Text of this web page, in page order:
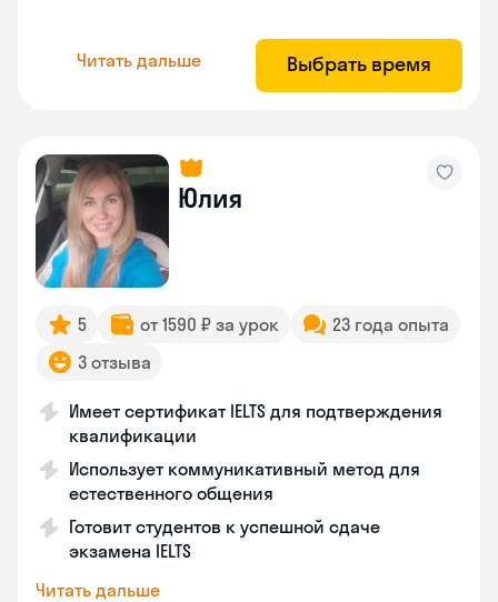
Читать дальше Выбрать время
Юлия
5 от 1590 ₽ за урок
23 года опыта
3 отзыва
Имеет сертификат IELTS для подтверждения
квалификации
Использует коммуникативный метод для
естественного общения
Готовит студентов к успешной сдаче
экзамена IELTS
Читать дальше